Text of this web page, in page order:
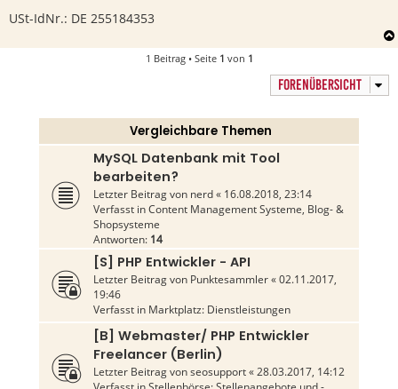
USt-IdNr.: DE 255184353
1 Beitrag • Seite 1 von 1
FORENÜBERSICHT
Vergleichbare Themen
MySQL Datenbank mit Tool
bearbeiten?
Letzter Beitrag von nerd« 16.08.2018, 23:14
Verfasst inContent Management Systeme, Blog- &
Shopsysteme
Antworten: 14
[S] PHP Entwickler - API
Letzter Beitrag von Punktesammler«02.11.2017,
19:46
Verfasst in Marktplatz: Dienstleistungen
[B] Webmaster/ PHP Entwickler
Freelancer (Berlin)
Letzter Beitrag vonseosupport«28.03.2017, 14:12